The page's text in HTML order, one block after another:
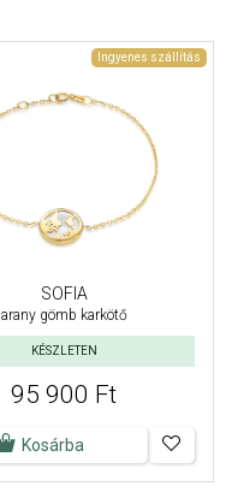
Ingyenes szállítás
SOFIA
arany gömb karkötő
KÉSZLETEN
95 900 Ft
Kosárba